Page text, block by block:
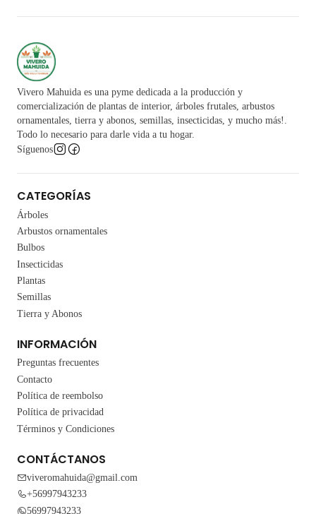
Vivero Mahuida es una pyme dedicada a la producción y
comercialización de plantas de interior, árboles frutales, arbustos
ornamentales, tierra y abonos, semillas, insecticidas, y mucho más!.
Todo lo necesario para darle vida a tu hogar.
Síguenos
CATEGORÍAS
Árboles
Arbustos ornamentales
Bulbos
Insecticidas
Plantas
Semillas
Tierra y Abonos
INFORMACIÓN
Preguntas frecuentes
Contacto
Política de reembolso
Política de privacidad
Términos y Condiciones
CONTÁCTANOS
viveromahuida@gmail.com
+56997943233
56997943233